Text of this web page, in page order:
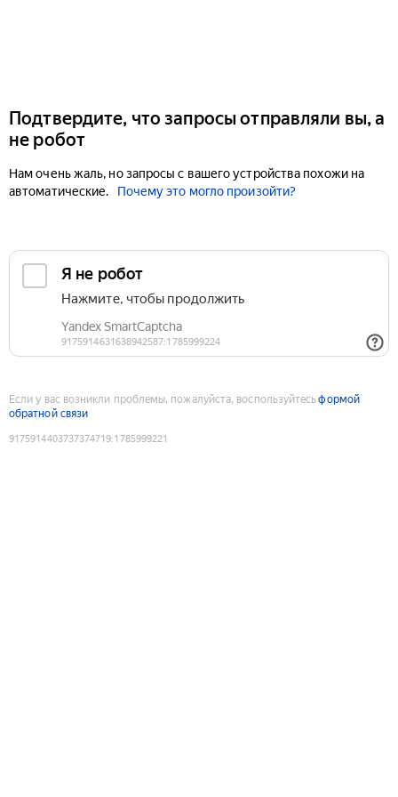
Подтвердите, что запросы отправляли вы, а
не робот
Нам очень жаль, но запросы с вашего устройства похожи на
автоматические.
Почему это могло произойти?
Если у вас возникли проблемы, пожалуйста, воспользуйтесьформой
обратной связи
9175914403737374719:1785999221